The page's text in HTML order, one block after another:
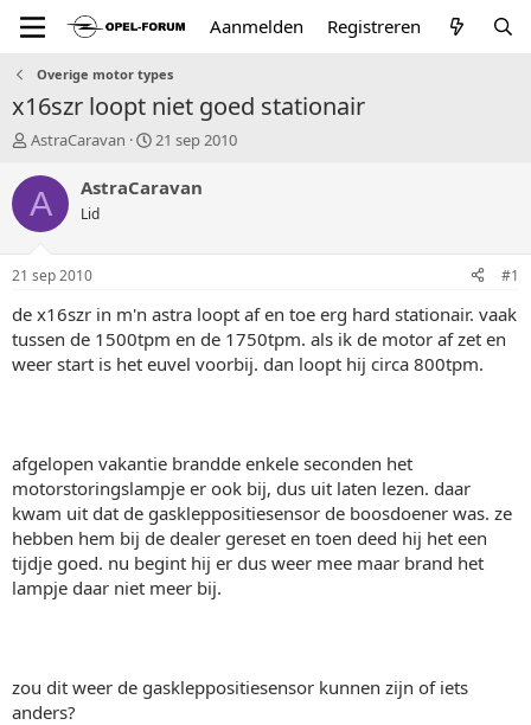
Aanmelden Registreren
Overige motor types
x16szr loopt niet goed stationair
T
p
i
a
r
e
r
AstraCaravan
S
a
u
21 sep 2010
A AstraCaravan
Lid
21 sep 2010 #1
de x16szr in m'n astra loopt af en toe erg hard stationair. vaak
tussen de 1500tpm en de 1750tpm. als ik de motor af zet en
weer start is het euvel voorbij. dan loopt hij circa 800tpm.
afgelopen vakantie brandde enkele seconden het
motorstoringslampje er ook bij, dus uit laten lezen. daar
kwam uit dat de gaskleppositiesensor de boosdoener was. ze
hebben hem bij de dealer gereset en toen deed hij het een
tijdje goed. nu begint hij er dus weer mee maar brand het
lampje daar niet meer bij.
zou dit weer de gaskleppositiesensor kunnen zijn of iets
anders?